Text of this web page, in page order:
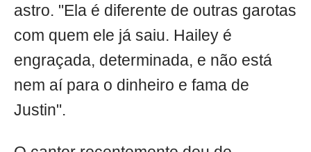
astro. "Ela é diferente de outras garotas
com quem ele já saiu. Hailey é
engraçada, determinada, e não está
nem aí para o dinheiro e fama de
Justin".